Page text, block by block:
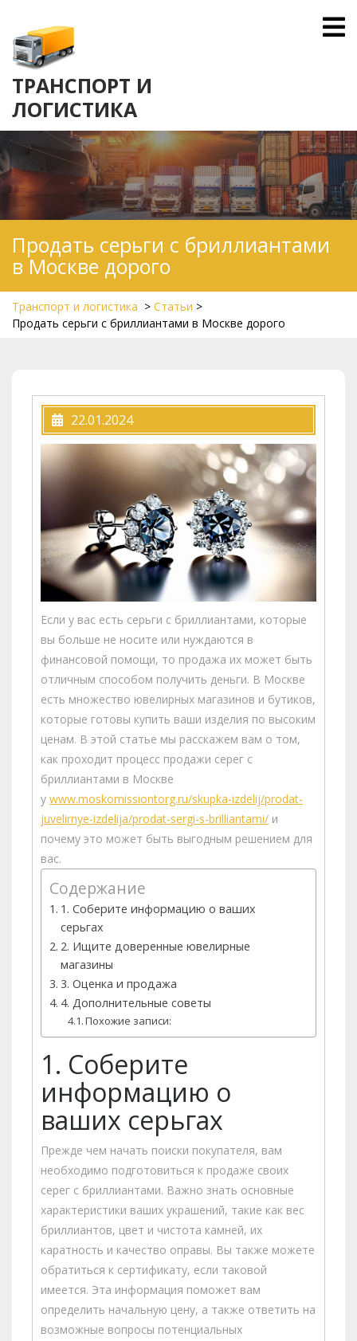
content
ТРАНСПОРТ И
ЛОГИСТИКА
Продать серьги с бриллиантами
в Москве дорого
Транспорт и логистика > Статьи >
Продать серьги с бриллиантами в Москве дорого
22.01.2024
Если у вас есть серьги с бриллиантами, которые
вы больше не носите или нуждаются в
финансовой помощи, то продажа их может быть
отличным способом получить деньги. В Москве
есть множество ювелирных магазинов и бутиков,
которые готовы купить ваши изделия по высоким
ценам. В этой статье мы расскажем вам о том,
как проходит процесс продажи серег с
бриллиантами в Москве
у www.moskomissiontorg.ru/skupka-izdelij/prodat-
juvelirnye-izdelija/prodat-sergi-s-brilliantami/ и
почему это может быть выгодным решением для
вас.
Содержание
1. Соберите информацию о ваших
серьгах
2. Ищите доверенные ювелирные
магазины
3. Оценка и продажа
4. Дополнительные советы
Похожие записи:
1. Соберите
информацию о
ваших серьгах
Прежде чем начать поиски покупателя, вам
необходимо подготовиться к продаже своих
серег с бриллиантами. Важно знать основные
характеристики ваших украшений, такие как вес
бриллиантов, цвет и чистота камней, их
каратность и качество оправы. Вы также можете
обратиться к сертификату, если таковой
имеется. Эта информация поможет вам
определить начальную цену, а также ответить на
возможные вопросы потенциальных